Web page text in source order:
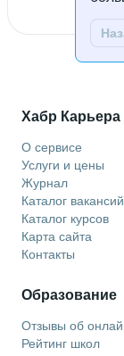
Хабр Карьера
О сервисе
Услуги и цены
Журнал
Каталог вакансий
Каталог курсов
Карта сайта
Контакты
Образование
Отзывы об
Рейтинг школ